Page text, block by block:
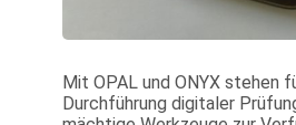
Mit OPAL und ONYX stehen
Durchführung digitaler